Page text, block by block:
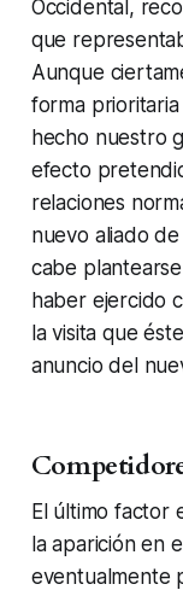
Occidental,
que
Aunque
forma
hecho nuestro
efecto
relaciones
nuevo aliado
cabe
haber ejercido
la visita que
anuncio del
El último factor
la aparición en
eventualmente